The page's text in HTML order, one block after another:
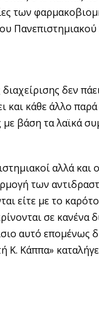
των
δεν
και κάθε άλλο
με βάση τα λαϊκά
αλλά και
των
είτε με το καρότο
σε κανένα
αυτό επομένως
Κ. Κάππα»